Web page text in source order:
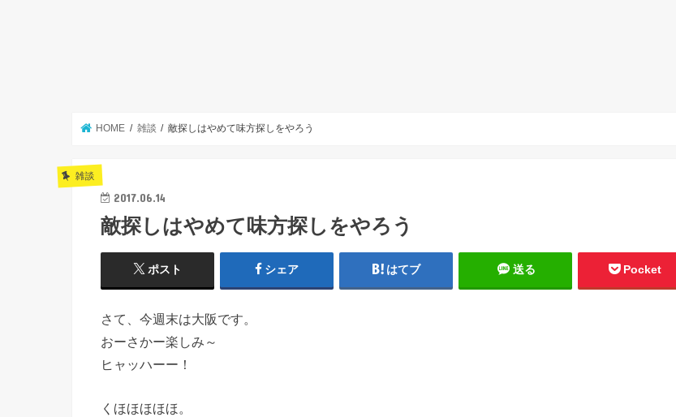
HOME 雑談 敵探しはやめて味方探しをやろう
雑談
2017.06.14
敵探しはやめて味方探しをやろう
ポスト シェア はてブ 送る Pocket
さて、今週末は大阪です。
おーさかー楽しみ～
ヒャッハーー！
くほほほほほ。